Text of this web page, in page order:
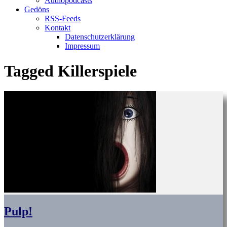
Gedöns
RSS-Feeds
Kontakt
Datenschutzerklärung
Impressum
Tagged Killerspiele
Pulp!